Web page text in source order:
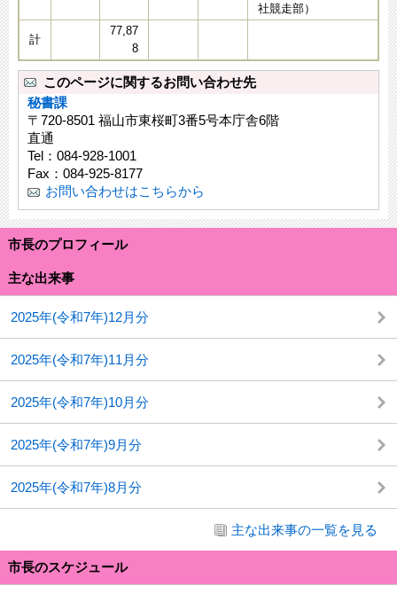
市長のプロフィール
主な出来事
2025年(令和7年)12月分
2025年(令和7年)11月分
2025年(令和7年)10月分
2025年(令和7年)9月分
2025年(令和7年)8月分
主な出来事の一覧を見る
市長のスケジュール
社競走部）
計
77,87
8
このページに関するお問い合わせ先
秘書課
〒720-8501 福山市東桜町3番5号本庁舎6階
直通
Tel：084-928-1001
Fax：084-925-8177
お問い合わせはこちらから